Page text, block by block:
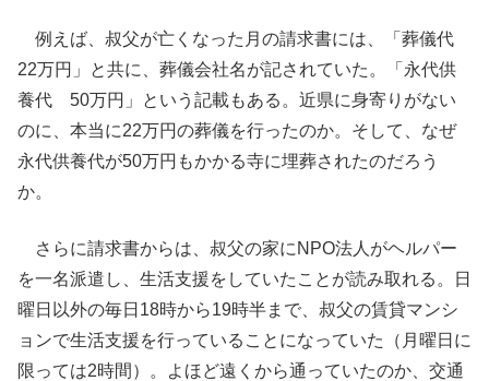
例えば、叔父が亡くなった月の請求書には、「葬儀代
22万円」と共に、葬儀会社名が記されていた。「永代供
養代 50万円」という記載もある。近県に身寄りがない
のに、本当に22万円の葬儀を行ったのか。そして、なぜ
永代供養代が50万円もかかる寺に埋葬されたのだろう
か。
さらに請求書からは、叔父の家にNPO法人がヘルパー
を一名派遣し、生活支援をしていたことが読み取れる。日
曜日以外の毎日18時から19時半まで、叔父の賃貸マンシ
ョンで生活支援を行っていることになっていた（月曜日に
限っては2時間）。よほど遠くから通っていたのか、交通